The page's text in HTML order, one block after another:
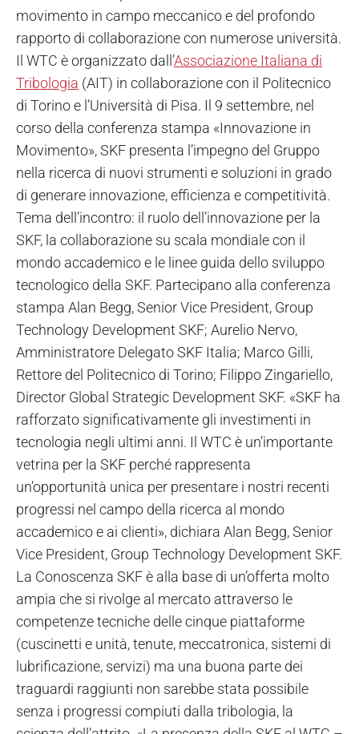
movimento in campo meccanico e del profondo
rapporto di collaborazione con numerose università.
Il WTC è organizzato dall’Associazione Italiana di
Tribologia (AIT) in collaborazione con il Politecnico
di Torino e l’Università di Pisa. Il 9 settembre, nel
corso della conferenza stampa «Innovazione in
Movimento», SKF presenta l’impegno del Gruppo
nella ricerca di nuovi strumenti e soluzioni in grado
di generare innovazione, efficienza e competitività.
Tema dell’incontro: il ruolo dell’innovazione per la
SKF, la collaborazione su scala mondiale con il
mondo accademico e le linee guida dello sviluppo
tecnologico della SKF. Partecipano alla conferenza
stampa Alan Begg, Senior Vice President, Group
Technology Development SKF; Aurelio Nervo,
Amministratore Delegato SKF Italia; Marco Gilli,
Rettore del Politecnico di Torino; Filippo Zingariello,
Director Global Strategic Development SKF. «SKF ha
rafforzato significativamente gli investimenti in
tecnologia negli ultimi anni. Il WTC è un’importante
vetrina per la SKF perché rappresenta
un’opportunità unica per presentare i nostri recenti
progressi nel campo della ricerca al mondo
accademico e ai clienti», dichiara Alan Begg, Senior
Vice President, Group Technology Development SKF.
La Conoscenza SKF è alla base di un’offerta molto
ampia che si rivolge al mercato attraverso le
competenze tecniche delle cinque piattaforme
(cuscinetti e unità, tenute, meccatronica, sistemi di
lubrificazione, servizi) ma una buona parte dei
traguardi raggiunti non sarebbe stata possibile
senza i progressi compiuti dalla tribologia, la